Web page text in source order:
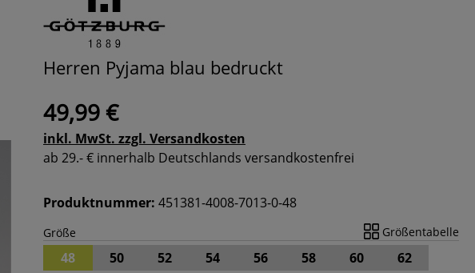
Herren Pyjama blau bedruckt
49,99 €
inkl. MwSt. zzgl. Versandkosten
ab 29.- € innerhalb Deutschlands versandkostenfrei
Produktnummer: 451381-4008-7013-0-48
Größe Größentabelle
48 50 52 54 56 58 60
62